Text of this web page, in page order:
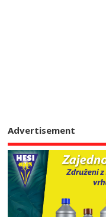
Advertisement